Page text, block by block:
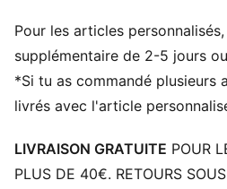
Pour les articles
supplémentaire de 2-5 jours
*Si tu as commandé plusieurs
livrés avec l'article
LIVRAISON GRATUITE POUR
PLUS DE 40€. RETOURS